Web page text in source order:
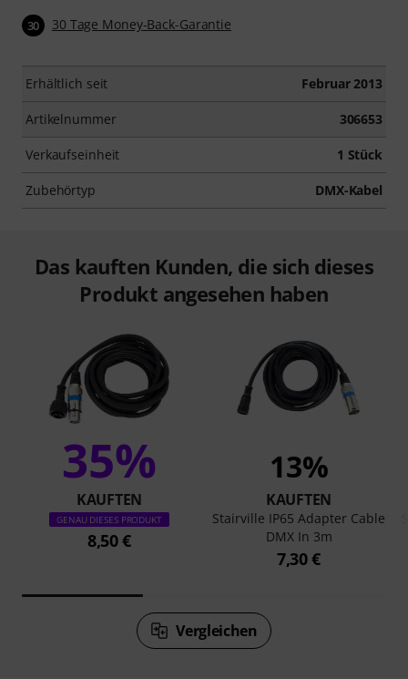
30 30 Tage Money-Back-Garantie
Erhältlich seit Februar 2013
Artikelnummer 306653
Verkaufseinheit 1 Stück
Zubehörtyp DMX-Kabel
Das kauften Kunden, die sich dieses
Produkt angesehen haben
35%
KAUFTEN
GENAU DIESES PRODUKT
8,50 €
13%
KAUFTEN
Stairville IP65 Adapter Cable
DMX In 3m
7,30 €
Vergleichen